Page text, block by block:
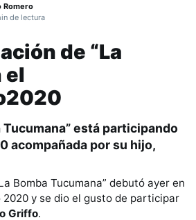
Romero
de lectura
de “La
el
Tucumana”está participando
acompañada por su hijo,
Bomba Tucumana” debutó ayer en
y se dio el gusto de participar
Griffo.